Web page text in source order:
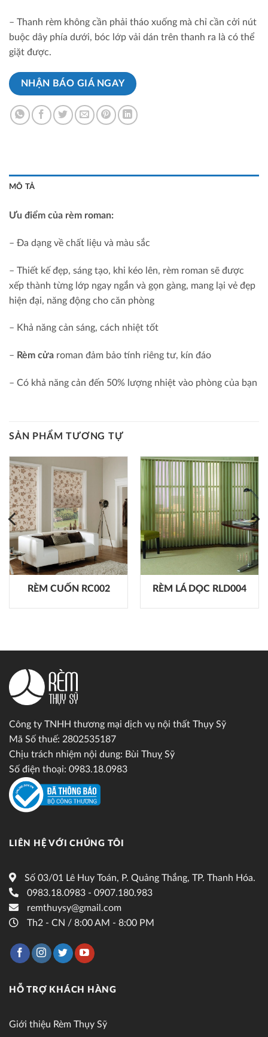
– Thanh rèm không cần phải tháo xuống mà chỉ cần cởi nút
buộc dây phía dưới, bóc lớp vải dán trên thanh ra là có thể
giặt được.
NHẬN BÁO GIÁ NGAY
MÔ TẢ
Ưu điểm của rèm roman:
– Đa dạng về chất liệu và màu sắc
– Thiết kế đẹp, sáng tạo, khi kéo lên, rèm roman sẽ được
xếp thành từng lớp ngay ngắn và gọn gàng, mang lại vẻ đẹp
hiện đại, năng động cho căn phòng
– Khả năng cản sáng, cách nhiệt tốt
– Rèm cửa roman đảm bảo tính riêng tư, kín đáo
– Có khả năng cản đến 50% lượng nhiệt vào phòng của bạn
SẢN PHẨM TƯƠNG TỰ
RÈM CUỐN RC002 RÈM LÁ DỌC RLD004
Công ty TNHH thương mại dịch vụ nội thất Thụy Sỹ
Mã Số thuế: 2802535187
Chịu trách nhiệm nội dung: Bùi Thuỵ Sỹ
Số điện thoại: 0983.18.0983
LIÊN HỆ VỚI CHÚNG TÔI
Số 03/01 Lê Huy Toán, P. Quảng Thắng, TP. Thanh Hóa.
0983.18.0983 - 0907.180.983
remthuysy@gmail.com
Th2 - CN / 8:00 AM - 8:00 PM
HỖ TRỢ KHÁCH HÀNG
Giới thiệu Rèm Thụy Sỹ